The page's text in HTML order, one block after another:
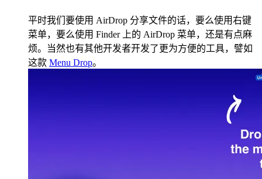
平时我们要使用 AirDrop 分享文件的话，要么使用右键
菜单，要么使用 Finder 上的 AirDrop 菜单，还是有点麻
烦。当然也有其他开发者开发了更为方便的工具，譬如
这款 Menu Drop。